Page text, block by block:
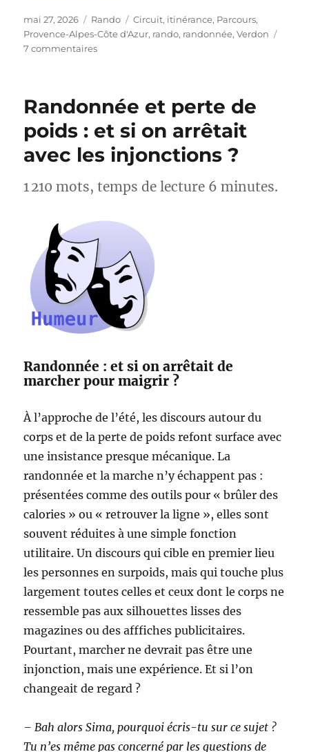
Publié
le
mai 27, 2026 Catégories
Rando Étiquettes
Circuit, itinérance, Parcours,
Provence-Alpes-Côte d'Azur, rando, randonnée,Verdon
7 commentairessur
autour
Lac
d’Esparron
–
de-
Provence
Randonnée et perte de
poids : et si on arrêtait
avec les injonctions ?
1 210 mots, temps de lecture 6 minutes.
Randonnée : et si on arrêtait de
marcher pour maigrir ?
À l’approche de l’été, les discours autour du
corps et de la perte de poids refont surface avec
une insistance presque mécanique. La
randonnée et la marche n’y échappent pas :
présentées comme des outils pour « brûler des
calories » ou « retrouver la ligne », elles sont
souvent réduites à une simple fonction
utilitaire. Un discours qui cible en premier lieu
les personnes en surpoids, mais qui touche plus
largement toutes celles et ceux dont le corps ne
ressemble pas aux silhouettes lisses des
magazines ou des afffiches publicitaires.
Pourtant, marcher ne devrait pas être une
injonction, mais une expérience. Et si l’on
changeait de regard ?
– Bah alors Sima, pourquoi écris-tu sur ce sujet ?
Tu n’es même pas concerné par les questions de